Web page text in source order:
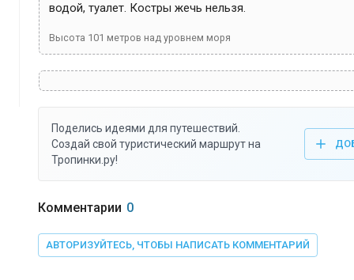
водой, туалет. Костры жечь нельзя.
Высота 101 метров над уровнем моря
Поделись идеями для путешествий.
Создай свой туристический маршрут на
Тропинки.ру!
Комментарии 0
АВТОРИЗУЙТЕСЬ, ЧТОБЫ НАПИСАТЬ КОММЕНТАРИЙ